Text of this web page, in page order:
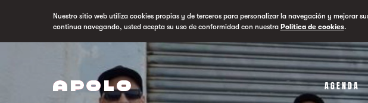
Nuestro sitio web utiliza cookies propias y de terceros para personalizar la navegación y mejorar
continua navegando, usted acepta su uso de conformidad con nuestra Política de cookies.
AGENDA